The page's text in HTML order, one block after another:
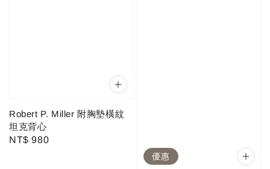
Robert P. Miller 附胸墊橫紋
坦克背心
Regular
NT$ 980
優惠